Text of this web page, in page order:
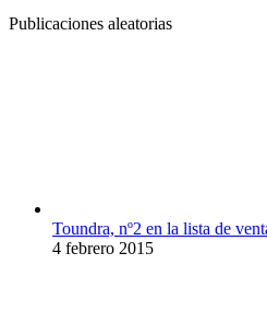
Publicaciones aleatorias
Toundra, nº2 en la lista de
4 febrero 2015